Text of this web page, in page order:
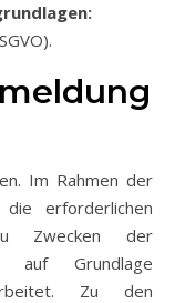
Im Rahmen der
erforderlichen
Zwecken der
auf Grundlage
Zu den